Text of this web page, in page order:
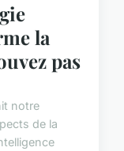
la
pas
notre
de la